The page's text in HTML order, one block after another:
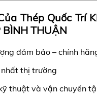
Thép Quốc Trí
BÌNH THUẬN
đảm bảo – chính
thị trường
thuật và vận chuyển